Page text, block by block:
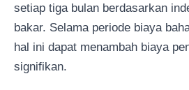
setiap tiga bulan berdasarkan
bakar. Selama periode biaya
hal ini dapat menambah biaya
signifikan.